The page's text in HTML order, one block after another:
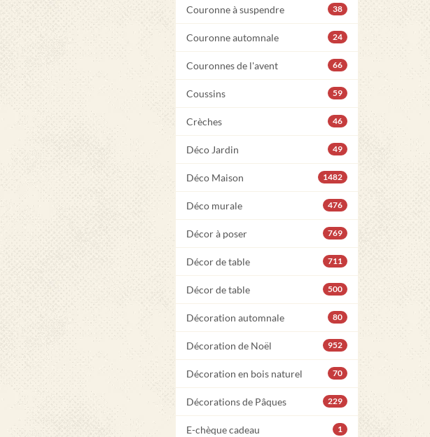
Couronne à suspendre 38
Couronne automnale 24
Couronnes de l'avent 66
Coussins 59
Crèches 46
Déco Jardin 49
Déco Maison 1482
Déco murale 476
Décor à poser 769
Décor de table 711
Décor de table 500
Décoration automnale 80
Décoration de Noël 952
Décoration en bois naturel 70
Décorations de Pâques 229
E-chèque cadeau 1